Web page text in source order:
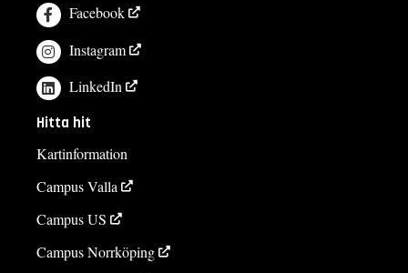
Facebook
Instagram
LinkedIn
Hitta hit
Kartinformation
Campus Valla
Campus US
Campus Norrköping